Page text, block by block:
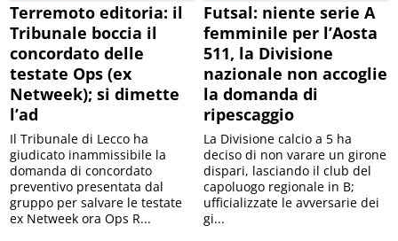
Terremoto editoria: il
Tribunale boccia il
concordato delle
testate Ops (ex
Netweek); si dimette
l’ad
Il Tribunale di Lecco ha
giudicato inammissibile la
domanda di concordato
preventivo presentata dal
gruppo per salvare le testate
ex Netweek ora Ops R...
Futsal: niente serie A
femminile per l’Aosta
511, la Divisione
nazionale non accoglie
la domanda di
ripescaggio
La Divisione calcio a 5 ha
deciso di non varare un girone
dispari, lasciando il club del
capoluogo regionale in B;
ufficializzate le avversarie dei
gi...